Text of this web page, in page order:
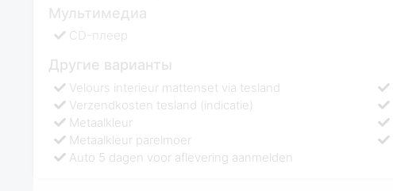
Мультимедиа
CD-плеер
Другие варианты
Velours interieur mattenset via tesland
Verzendkosten tesland (indicatie)
Metaalkleur
Metaalkleur parelmoer
Auto 5 dagen voor aflevering aanmelden